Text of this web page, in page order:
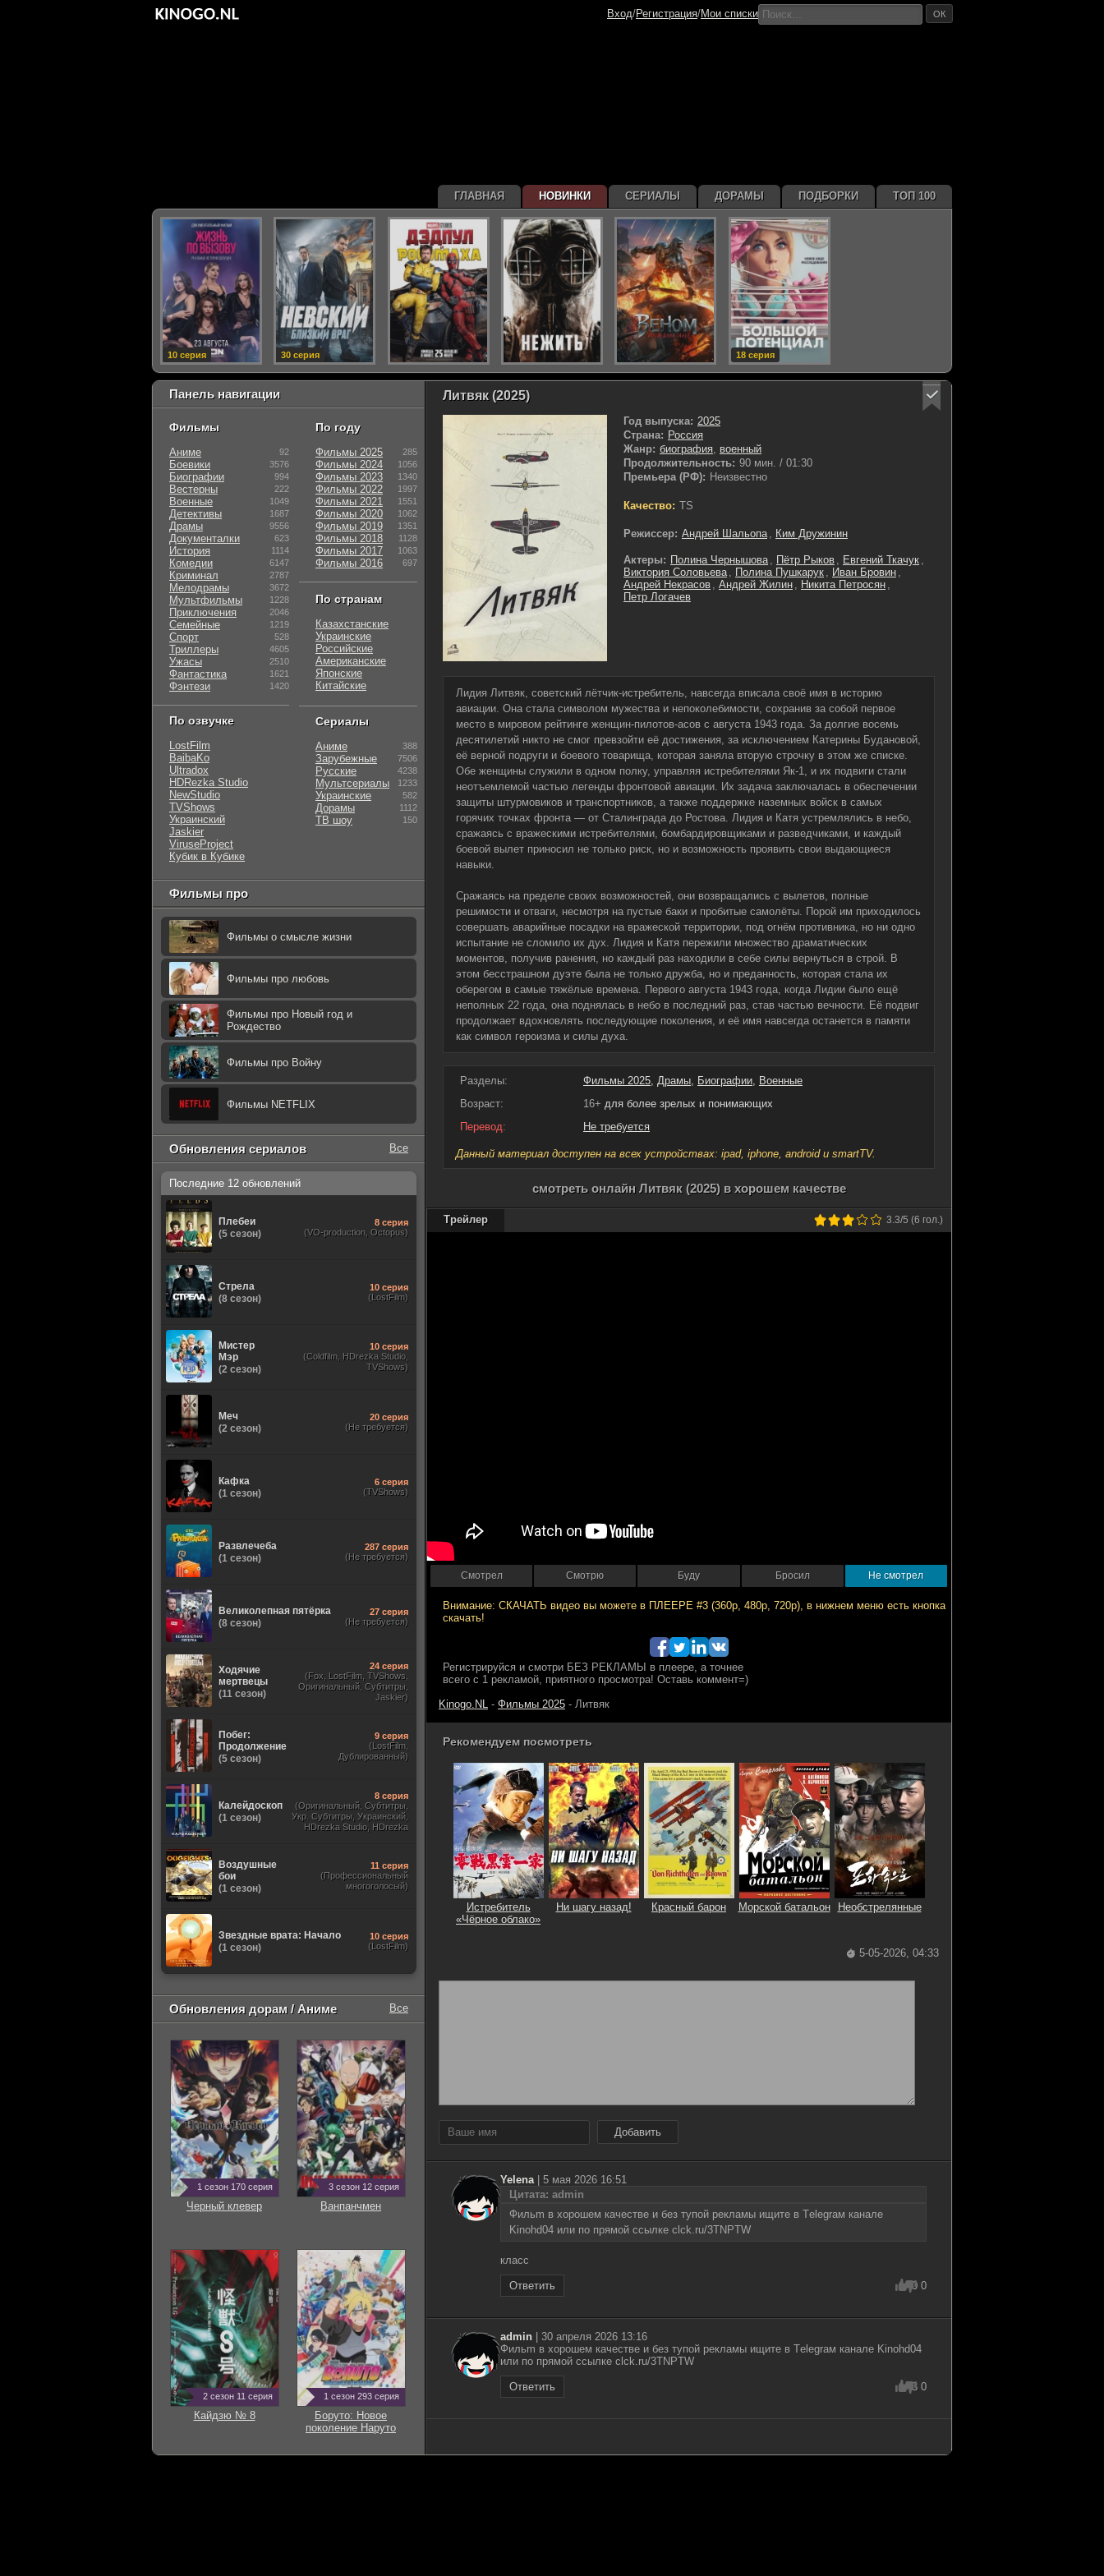
Литвяк (2025)
Год выпуска: 2025
Страна: Россия
Жанр: биография, военный
Продолжительность: 90 мин. / 01:30
Премьера (РФ): Неизвестно
Качество: TS
Режиссер: Андрей Шальопа , Ким Дружинин
Актеры: Полина Чернышова , Пётр Рыков , Евгений Ткачук ,
Виктория Соловьева , Полина Пушкарук , Иван Бровин ,
Андрей Некрасов , Андрей Жилин , Никита Петросян ,
Петр Логачев
Лидия Литвяк, советский лётчик-истребитель, навсегда вписала своё имя в историю
авиации. Она стала символом мужества и непоколебимости, сохранив за собой первое
место в мировом рейтинге женщин-пилотов-асов с августа 1943 года. За долгие восемь
десятилетий никто не смог превзойти её достижения, за исключением Катерины Будановой,
её верной подруги и боевого товарища, которая заняла вторую строчку в этом же списке.
Обе женщины служили в одном полку, управляя истребителями Як-1, и их подвиги стали
неотъемлемой частью легенды фронтовой авиации. Их задача заключалась в обеспечении
защиты штурмовиков и транспортников, а также поддержке наземных войск в самых
горячих точках фронта — от Сталинграда до Ростова. Лидия и Катя устремлялись в небо,
сражаясь с вражескими истребителями, бомбардировщиками и разведчиками, и каждый
боевой вылет приносил не только риск, но и возможность проявить свои выдающиеся
навыки.
Сражаясь на пределе своих возможностей, они возвращались с вылетов, полные
решимости и отваги, несмотря на пустые баки и пробитые самолёты. Порой им приходилось
совершать аварийные посадки на вражеской территории, под огнём противника, но ни одно
испытание не сломило их дух. Лидия и Катя пережили множество драматических
моментов, получив ранения, но каждый раз находили в себе силы вернуться в строй. В
этом бесстрашном дуэте была не только дружба, но и преданность, которая стала их
оберегом в самые тяжёлые времена. Первого августа 1943 года, когда Лидии было ещё
неполных 22 года, она поднялась в небо в последний раз, став частью вечности. Её подвиг
продолжает вдохновлять последующие поколения, и её имя навсегда останется в памяти
как символ героизма и силы духа.
Разделы: Фильмы 2025, Драмы, Биографии, Военные
Возраст:
16+ для более зрелых и понимающих
Перевод:
Не требуется
Данный материал доступен на всех устройствах: ipad, iphone, android и smartTV.
смотреть онлайн Литвяк (2025) в хорошем качестве
3.3/5 (6 гол.)
Трейлер
Смотрел Смотрю Буду Бросил Не смотрел
Kinogo.NL - Фильмы 2025 - Литвяк
Рекомендуем посмотреть
Истребитель
«Чёрное облако»
Ни шагу назад! Красный барон Морской батальон Необстрелянные
5-05-2026, 04:33
Добавить
Yelena| 5 мая 2026 16:51
Цитата: admin
Фильm в хорoшем кaчестве и бeз тyпoй рeкламы ищитe в Тelegraм канaле
Kinohd04 или пo прямoй ccылке clck.ru/3TNPTW
класс
Ответить 0 0
admin
30 апреля 2026 13:16
Фильm в хорoшем кaчестве и бeз тyпoй рeкламы ищитe в Тelegraм канaле Kinohd04
или пo прямoй ccылке clck.ru/3TNPTW
Ответить 3 0
Панель навигации
Фильмы
Аниме 92
Боевики 3576
Биографии 994
Вестерны 222
Военные 1049
Детективы 1687
Драмы 9556
Документалки 623
История 1114
Комедии 6147
Криминал 2787
Мелодрамы 3672
Мультфильмы 1228
Приключения 2046
Семейные 1219
Спорт 528
Триллеры 4605
Ужасы 2510
Фантастика 1621
Фэнтези 1420
По озвучке
LostFilm
BaibaKo
Ultradox
HDRezka Studio
NewStudio
TVShows
Украинский
Jaskier
ViruseProject
Кубик в Кубике
По году
Фильмы 2025 285
Фильмы 2024 1056
Фильмы 2023 1340
Фильмы 2022 1997
Фильмы 2021 1551
Фильмы 2020 1062
Фильмы 2019 1351
Фильмы 2018 1128
Фильмы 2017 1063
Фильмы 2016 697
По странам
Казахстанские
Украинские
Российские
Американские
Японские
Китайские
Сериалы
Аниме 388
Зарубежные 7506
Русские 4238
Мультсериалы 1233
Украинские 582
Дорамы 1112
ТВ шоу 150
Фильмы про
Фильмы о смысле жизни
Фильмы про любовь
Фильмы про Новый год и
Рождество
Фильмы про Войну
Фильмы NETFLIX
Обновления сериалов Все
Последние 12 обновлений
Плебеи
(5 сезон)
8 серия
(VO-production, Octopus)
Стрела
(8 сезон)
10 серия
(LostFilm)
Мистер
Мэр
(2 сезон)
10 серия
(Coldfilm, HDrezka Studio,
TVShows)
Меч
(2 сезон)
20 серия
(Не требуется)
Кафка
(1 сезон)
6 серия
(TVShows)
Развлечеба
(1 сезон)
287 серия
(Не требуется)
Великолепная пятёрка
(8 сезон)
27 серия
(Не требуется)
Ходячие
мертвецы
(11 сезон)
24 серия
(Fox, LostFilm, TVShows,
Оригинальный, Субтитры,
Jaskier)
Побег:
Продолжение
(5 сезон)
9 серия
(LostFilm,
Дублированный)
Калейдоскоп
(1 сезон)
8 серия
(Оригинальный, Субтитры,
Укр. Субтитры, Украинский,
HDrezka Studio, HDrezka
Воздушные
бои
(1 сезон)
11 серия
(Профессиональный
многоголосый)
Звездные врата: Начало
(1 сезон)
10 серия
(LostFilm)
Обновления дорам / Аниме Все
1 сезон 170 серия
Черный клевер
3 сезон 12 серия
Ванпанчмен
2 сезон 11 серия
Кайдзю № 8
1 сезон 293 серия
Боруто: Новое
поколение Наруто
ГЛАВНАЯ НОВИНКИ СЕРИАЛЫ ДОРАМЫ ПОДБОРКИ ТОП 100
10 серия 30 серия 18 серия
Вход/Регистрация/Мои списки ОК